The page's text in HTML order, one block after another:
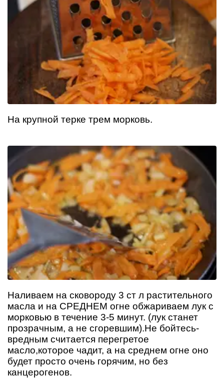
На крупной терке трем морковь.
Наливаем на сковороду 3 ст л растительного
масла и на СРЕДНЕМ огне обжариваем лук с
морковью в течение 3-5 минут. (лук станет
прозрачным, а не сгоревшим).Не бойтесь-
вредным считается перегретое
масло,которое чадит, а на среднем огне оно
будет просто очень горячим, но без
канцерогенов.